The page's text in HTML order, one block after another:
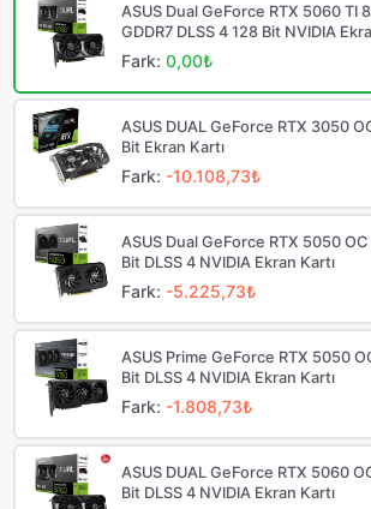
ASUS Dual GeForce RTX 5060 TI
GDDR7 DLSS 4 128 Bit NVIDIA
Fark:0,00₺
ASUS DUAL GeForce RTX 3050
Bit Ekran Kartı
Fark: -10.108,73₺
ASUS Dual GeForce RTX 5050 OC
Bit DLSS 4 NVIDIA Ekran Kartı
Fark: -5.225,73₺
ASUS Prime GeForce RTX 5050
Bit DLSS 4 NVIDIA Ekran Kartı
Fark: -1.808,73₺
ASUS DUAL GeForce RTX 5060
Bit DLSS 4 NVIDIA Ekran Kartı